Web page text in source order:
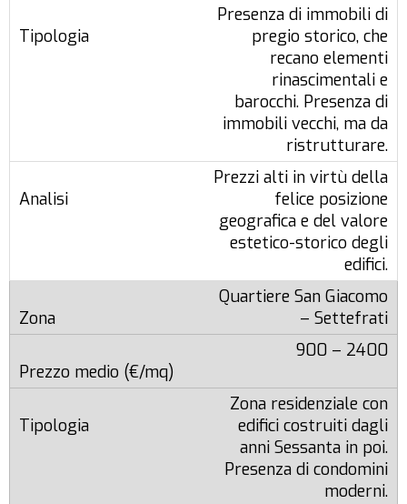
Presenza di immobili di
pregio storico, che
recano elementi
rinascimentali e
barocchi. Presenza di
immobili vecchi, ma da
ristrutturare.
Prezzi alti in virtù della
felice posizione
geografica e del valore
estetico-storico degli
edifici.
Quartiere San Giacomo
– Settefrati
900 – 2400
Zona residenziale con
edifici costruiti dagli
anni Sessanta in poi.
Presenza di condomini
moderni.